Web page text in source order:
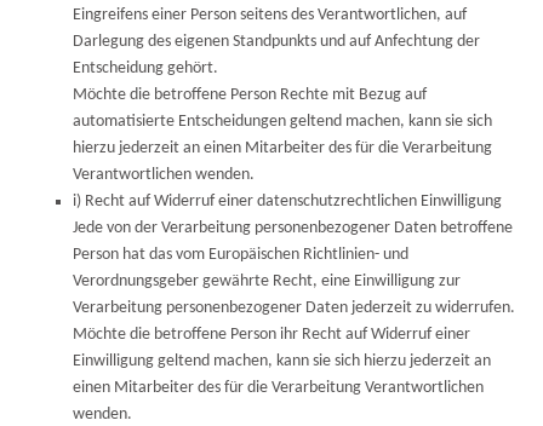
Eingreifens einer Person seitens des Verantwortlichen, auf
Darlegung des eigenen Standpunkts und auf Anfechtung der
Entscheidung gehört.
Möchte die betroffene Person Rechte mit Bezug auf
automatisierte Entscheidungen geltend machen, kann sie sich
hierzu jederzeit an einen Mitarbeiter des für die Verarbeitung
Verantwortlichen wenden.
i) Recht auf Widerruf einer datenschutzrechtlichen Einwilligung
Jede von der Verarbeitung personenbezogener Daten betroffene
Person hat das vom Europäischen Richtlinien- und
Verordnungsgeber gewährte Recht, eine Einwilligung zur
Verarbeitung personenbezogener Daten jederzeit zu widerrufen.
Möchte die betroffene Person ihr Recht auf Widerruf einer
Einwilligung geltend machen, kann sie sich hierzu jederzeit an
einen Mitarbeiter des für die Verarbeitung Verantwortlichen
wenden.